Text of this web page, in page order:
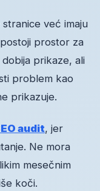
već imaju
prostor za
prikaze, ali
problem kao
prikazuje.
audit, jer
Ne mora
mesečnim
koči.